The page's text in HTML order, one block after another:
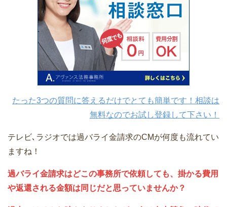
たった3つの質問に答えるだけでとても簡単です！相談は
無料なのでお試し登録して下さい！
テレビ､ラジオでは過バライ金請求のCMが何度も流れてい
ますね！
過バライ金請求はどこの事務所で依頼しても、掛かる費用
や返還される金額は同じだと思っていませんか？